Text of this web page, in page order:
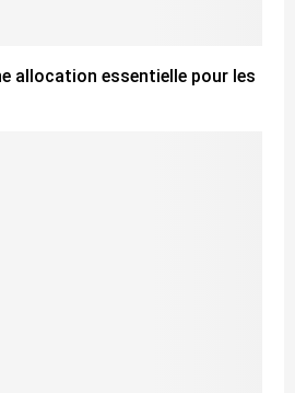
allocation essentielle pour les